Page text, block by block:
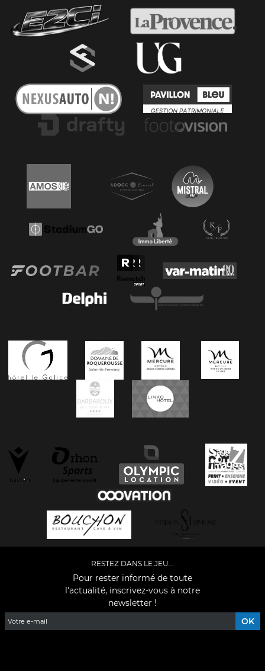
RESTEZ DANS LE JEU...
Pour rester informé de toute
l'actualité, inscrivez-vous à notre
newsletter !